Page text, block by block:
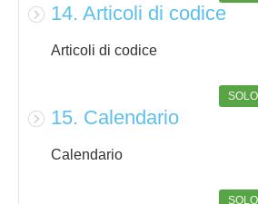
14. Articoli di codice
Articoli di codice
15. Calendario
Calendario